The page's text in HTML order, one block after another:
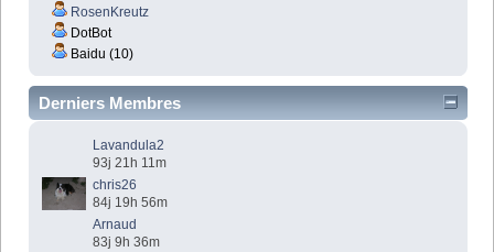
RosenKreutz
DotBot
Baidu (10)
Derniers Membres
Lavandula2
93j 21h 11m
chris26
84j 19h 56m
Arnaud
83j 9h 36m